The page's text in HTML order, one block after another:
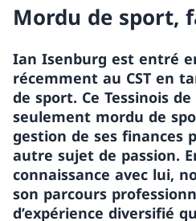
Mordu de sport,
Ian Isenburg est entré
récemment au CST en
de sport. Ce Tessinois de
seulement mordu de
gestion de ses finances
autre sujet de passion.
connaissance avec lui,
son parcours
d’expérience diversifié